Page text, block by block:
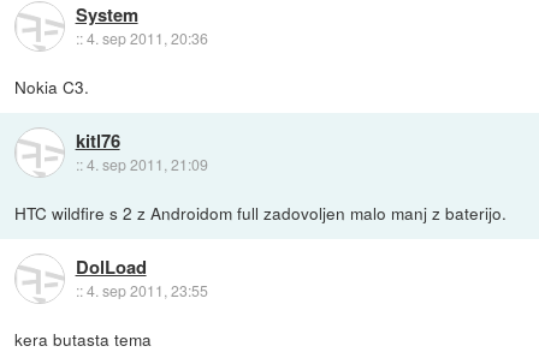
System
::4. sep 2011, 20:36
Nokia C3.
kitl76
::4. sep 2011, 21:09
HTC wildfire s 2 z Androidom full zadovoljen malo manj z baterijo.
DolLoad
::4. sep 2011, 23:55
kera butasta tema